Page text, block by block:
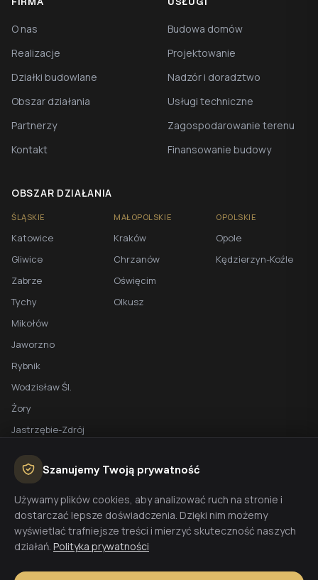
O nas
Realizacje
Działki budowlane
Obszar działania
Partnerzy
Kontakt
Budowa domów
Projektowanie
Nadzór i doradztwo
Usługi techniczne
Zagospodarowanie terenu
Finansowanie budowy
OBSZAR DZIAŁANIA
ŚLĄSKIE
Katowice
Gliwice
Zabrze
Tychy
Mikołów
Jaworzno
Rybnik
Wodzisław Śl.
Żory
Jastrzębie-Zdrój
MAŁOPOLSKIE
Kraków
Chrzanów
Oświęcim
Olkusz
OPOLSKIE
Opole
Kędzierzyn-Koźle
BEZPŁATNA WYCENA
Planujesz budowę domu? Skontaktuj się z nami - przygotujemy
wycenę w 48h.
Wyceń budowę
Szanujemy Twoją prywatność
Używamy plików cookies, aby analizować ruch na stronie i
dostarczać lepsze doświadczenia. Dzięki nim możemy
wyświetlać trafniejsze treści i mierzyć skuteczność naszych
działań. Polityka prywatności